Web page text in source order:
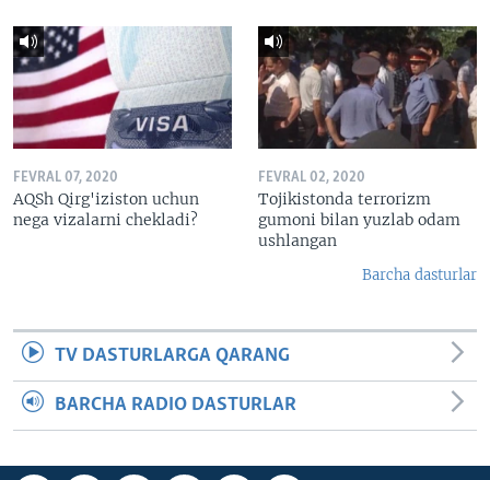
FEVRAL 07, 2020
AQSh Qirg'iziston uchun
nega vizalarni chekladi?
FEVRAL 02, 2020
Tojikistonda terrorizm
gumoni bilan yuzlab odam
ushlangan
Barcha dasturlar
TV DASTURLARGA QARANG
BARCHA RADIO DASTURLAR